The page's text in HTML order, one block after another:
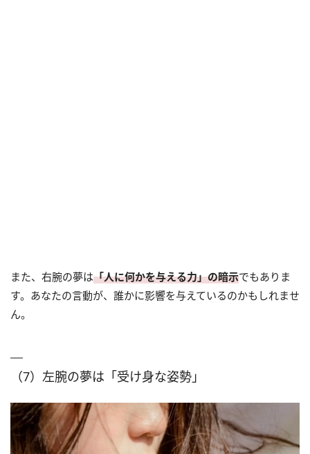
また、右腕の夢は「人に何かを与える力」の暗示でもありま
す。あなたの言動が、誰かに影響を与えているのかもしれませ
ん。
（7）左腕の夢は「受け身な姿勢」